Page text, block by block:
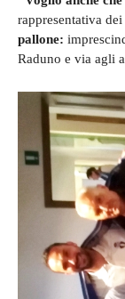
rappresentativa
pallone:
Raduno e via agli